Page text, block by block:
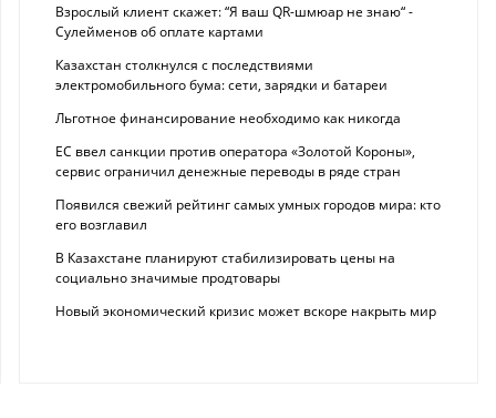
Взрослый клиент скажет: “Я ваш QR-шмюар не знаю“ -
Сулейменов об оплате картами
Казахстан столкнулся с последствиями
электромобильного бума: сети, зарядки и батареи
Льготное финансирование необходимо как никогда
ЕС ввел санкции против оператора «Золотой Короны»,
сервис ограничил денежные переводы в ряде стран
Появился свежий рейтинг самых умных городов мира: кто
его возглавил
В Казахстане планируют стабилизировать цены на
социально значимые продтовары
Новый экономический кризис может вскоре накрыть мир